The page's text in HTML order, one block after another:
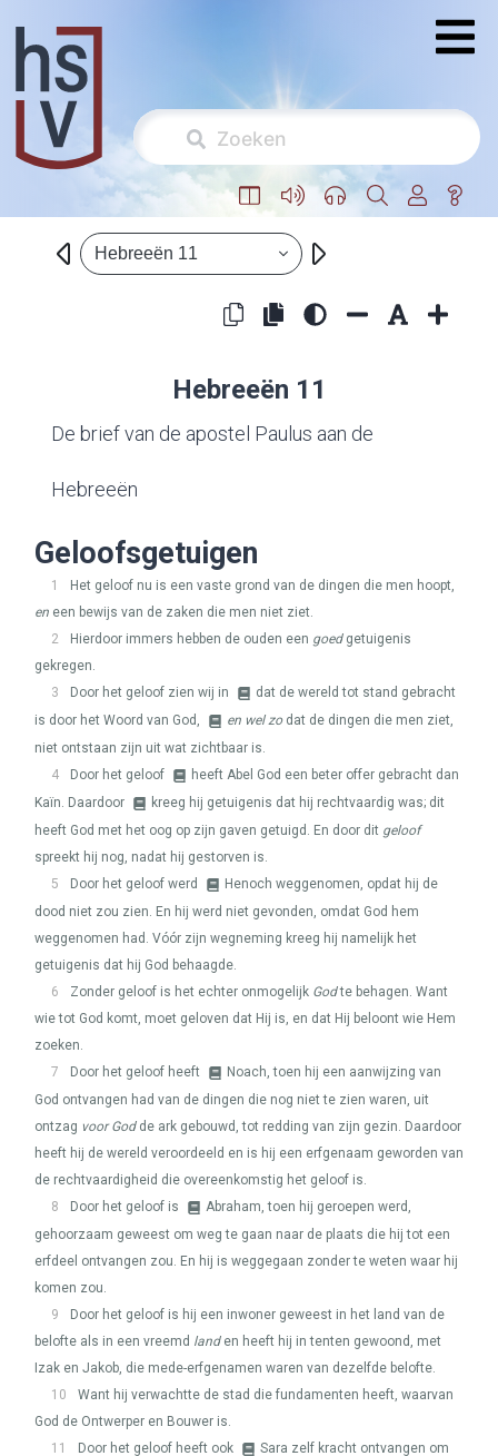
Hebreeën 11
Hebreeën 11
De brief van de apostel Paulus aan de
Hebreeën
Geloofsgetuigen
1
Het geloof nu is een vaste grond van de dingen die men hoopt,
en een bewijs van de zaken die men niet ziet.
2
Hierdoor immers hebben de ouden een goedgetuigenis
gekregen.
3
Door het geloof zien wij in
dat de wereld tot stand gebracht
is door het Woord van God,
en wel zodat de dingen die men ziet,
niet ontstaan zijn uit wat zichtbaar is.
4
Door het geloof
heeft Abel God een beter offer gebracht dan
Kaïn. Daardoor
kreeg hij getuigenis dat hij rechtvaardig was; dit
heeft God met het oog op zijn gaven getuigd. En door dit geloof
spreekt hij nog, nadat hij gestorven is.
5
Door het geloof werd
Henoch weggenomen, opdat hij de
dood niet zou zien. En hij werd niet gevonden, omdat God hem
weggenomen had. Vóór zijn wegneming kreeg hij namelijk het
getuigenis dat hij God behaagde.
6
Zonder geloof is het echter onmogelijk Godte behagen. Want
wie tot God komt, moet geloven dat Hij is, en dat Hij beloont wie Hem
zoeken.
7
Door het geloof heeft
Noach, toen hij een aanwijzing van
God ontvangen had van de dingen die nog niet te zien waren, uit
ontzag voor Godde ark gebouwd, tot redding van zijn gezin. Daardoor
heeft hij de wereld veroordeeld en is hij een erfgenaam geworden van
de rechtvaardigheid die overeenkomstig het geloof is.
8
Door het geloof is
Abraham, toen hij geroepen werd,
gehoorzaam geweest om weg te gaan naar de plaats die hij tot een
erfdeel ontvangen zou. En hij is weggegaan zonder te weten waar hij
komen zou.
9
Door het geloof is hij een inwoner geweest in het land van de
belofte als in een vreemd landen heeft hij in tenten gewoond, met
Izak en Jakob, die mede-erfgenamen waren van dezelfde belofte.
10
Want hij verwachtte de stad die fundamenten heeft, waarvan
God de Ontwerper en Bouwer is.
11
Door het geloof heeft ook
Sara zelf kracht ontvangen om